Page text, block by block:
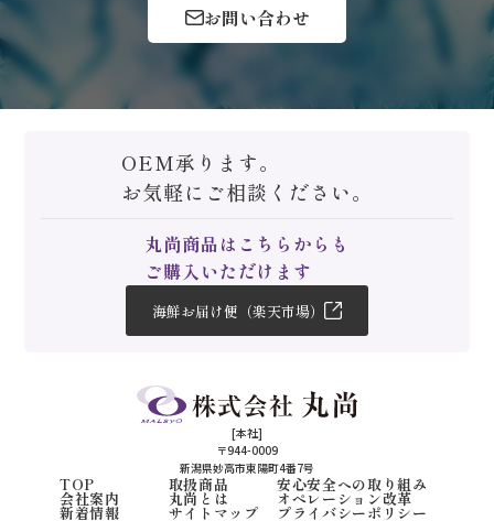
お問い合わせ
OEM承ります。
お気軽にご相談ください。
丸尚商品はこちらからも
ご購入いただけます
海鮮お届け便（楽天市場）
[本社]
〒944-0009
新潟県妙高市東陽町4番7号
TOP 取扱商品 安心安全への取り組み
会社案内 丸尚とは オペレーション改革
新着情報 サイトマップ プライバシーポリシー